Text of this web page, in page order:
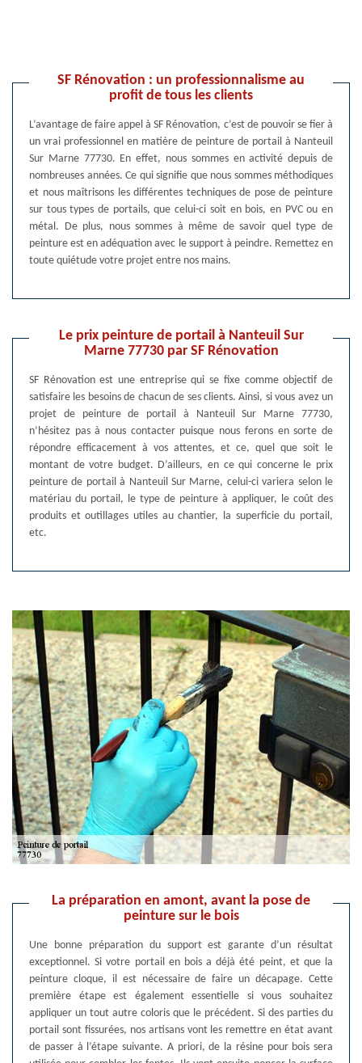
SF Rénovation : un professionnalisme au
profit de tous les clients
L’avantage de faire appel à SF Rénovation, c’est de pouvoir se fier à
un vrai professionnel en matière de peinture de portail à Nanteuil
Sur Marne 77730. En effet, nous sommes en activité depuis de
nombreuses années. Ce qui signifie que nous sommes méthodiques
et nous maîtrisons les différentes techniques de pose de peinture
sur tous types de portails, que celui-ci soit en bois, en PVC ou en
métal. De plus, nous sommes à même de savoir quel type de
peinture est en adéquation avec le support à peindre. Remettez en
toute quiétude votre projet entre nos mains.
Le prix peinture de portail à Nanteuil Sur
Marne 77730 par SF Rénovation
SF Rénovation est une entreprise qui se fixe comme objectif de
satisfaire les besoins de chacun de ses clients. Ainsi, si vous avez un
projet de peinture de portail à Nanteuil Sur Marne 77730,
n’hésitez pas à nous contacter puisque nous ferons en sorte de
répondre efficacement à vos attentes, et ce, quel que soit le
montant de votre budget. D’ailleurs, en ce qui concerne le prix
peinture de portail à Nanteuil Sur Marne, celui-ci variera selon le
matériau du portail, le type de peinture à appliquer, le coût des
produits et outillages utiles au chantier, la superficie du portail,
etc.
La préparation en amont, avant la pose de
peinture sur le bois
Une bonne préparation du support est garante d’un résultat
exceptionnel. Si votre portail en bois a déjà été peint, et que la
peinture cloque, il est nécessaire de faire un décapage. Cette
première étape est également essentielle si vous souhaitez
appliquer un tout autre coloris que le précédent. Si des parties du
portail sont fissurées, nos artisans vont les remettre en état avant
de passer à l’étape suivante. A priori, de la résine pour bois sera